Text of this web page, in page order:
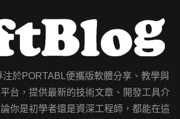
於PORTABL便攜版軟體分享、教學與
台，提供最新的技術文章、開發工具介
你是初學者還是資深工程師，都能在這